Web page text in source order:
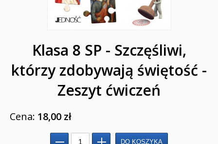
Pomoce duszpasterskie i homiletyczne
Pomoce katechetyczne
Książki religijne dla dzieci
Regionalne
Teologia
Klasa 8 SP - Szczęśliwi,
którzy zdobywają świętość -
Zeszyt ćwiczeń
Cena: 18,00 zł